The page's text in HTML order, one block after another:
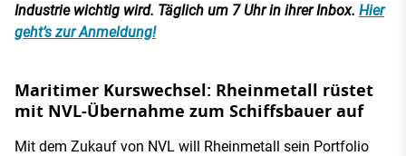
Industrie wichtig wird. Täglich um 7 Uhr in ihrer Inbox. Hier
geht’s zur Anmeldung!
Maritimer Kurswechsel: Rheinmetall rüstet
mit NVL-Übernahme zum Schiffsbauer auf
Mit dem Zukauf von NVL will Rheinmetall sein Portfolio